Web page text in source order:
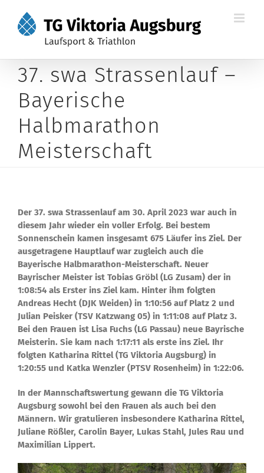
Inhalt
springen
37. swa Strassenlauf –
Bayerische
Halbmarathon
Meisterschaft
Der 37. swa Strassenlauf am 30. April 2023 war auch in
diesem Jahr wieder ein voller Erfolg. Bei bestem
Sonnenschein kamen insgesamt 675 Läufer ins Ziel. Der
ausgetragene Hauptlauf war zugleich auch die
Bayerische Halbmarathon-Meisterschaft. Neuer
Bayrischer Meister ist Tobias Gröbl (LG Zusam) der in
1:08:54 als Erster ins Ziel kam. Hinter ihm folgten
Andreas Hecht (DJK Weiden) in 1:10:56 auf Platz 2 und
Julian Peisker (TSV Katzwang 05) in 1:11:08 auf Platz 3.
Bei den Frauen ist Lisa Fuchs (LG Passau) neue Bayrische
Meisterin. Sie kam nach 1:17:11 als erste ins Ziel. Ihr
folgten Katharina Rittel (TG Viktoria Augsburg) in
1:20:55 und Katka Wenzler (PTSV Rosenheim) in 1:22:06.
In der Mannschaftswertung gewann die TG Viktoria
Augsburg sowohl bei den Frauen als auch bei den
Männern. Wir gratulieren insbesondere Katharina Rittel,
Juliane Rößler, Carolin Bayer, Lukas Stahl, Jules Rau und
Maximilian Lippert.